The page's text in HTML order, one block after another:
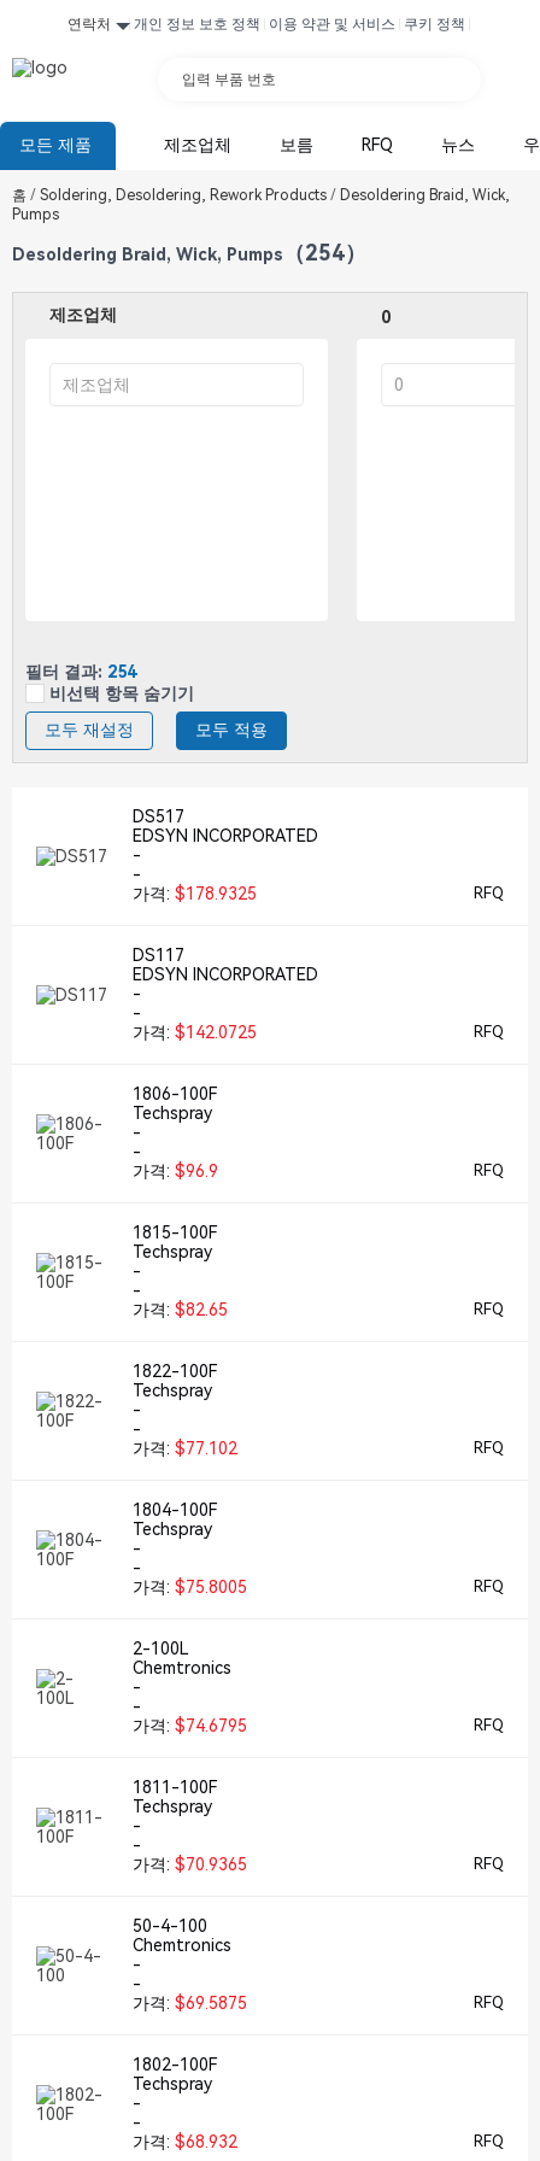
연락처 개인 정보 보호 정책 이용 약관 및 서비스 쿠키 정책
입력 부품 번호
모든 제품 제조업체 보름 RFQ 뉴스
홈 / Soldering, Desoldering, Rework Products / Desoldering Braid, Wick,
Pumps
Desoldering Braid, Wick, Pumps （254）
제조업체 0
필터 결과: 254
비선택 항목 숨기기
모두 재설정
모두 적용
DS517
EDSYN INCORPORATED
-
-
가격: $178.9325 RFQ
DS117
EDSYN INCORPORATED
-
-
가격: $142.0725 RFQ
1806-100F
Techspray
-
-
가격: $96.9 RFQ
1815-100F
Techspray
-
-
가격: $82.65 RFQ
1822-100F
Techspray
-
-
가격: $77.102 RFQ
1804-100F
Techspray
-
-
가격: $75.8005 RFQ
2-100L
Chemtronics
-
-
가격: $74.6795 RFQ
1811-100F
Techspray
-
-
가격: $70.9365 RFQ
50-4-100
Chemtronics
-
-
가격: $69.5875 RFQ
1802-100F
Techspray
-
-
가격: $68.932 RFQ